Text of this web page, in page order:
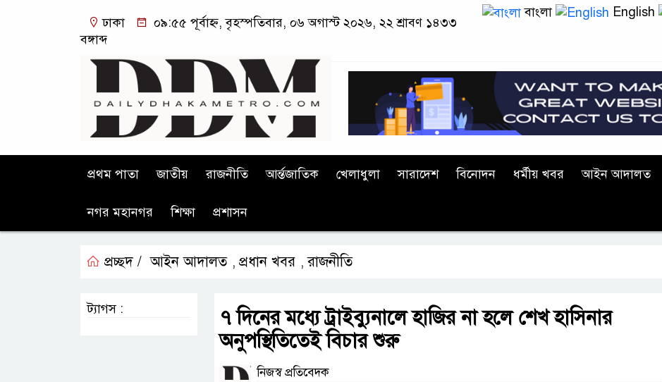
ঢাকা
০৯:৫৫ পূর্বাহ্ন, বৃহস্পতিবার, ০৬ অগাস্ট ২০২৬, ২২ শ্রাবণ ১৪৩৩
বঙ্গাব্দ
বাংলা English
প্রথম পাতা জাতীয় রাজনীতি আর্ন্তজাতিক খেলাধুলা সারাদেশ বিনোদন ধর্মীয় খবর আইন আদালত
নগর মহানগর শিক্ষা প্রশাসন
প্রচ্ছদ / আইন আদালত , প্রধান খবর ,রাজনীতি
৭ দিনের মধ্যে ট্রাইব্যুনালে হাজির না হলে শেখ হাসিনার
অনুপস্থিতিতেই বিচার শুরু
নিজস্ব প্রতিবেদক
ট্যাগস :